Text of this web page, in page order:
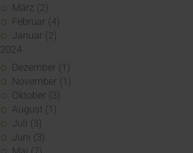
März (2)
Februar (4)
Januar (2)
2024
Dezember (1)
November (1)
Oktober (3)
August (1)
Juli (3)
Juni (3)